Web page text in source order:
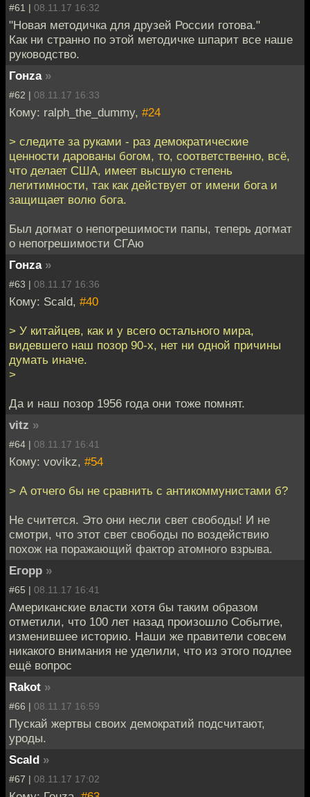
#61 | 08.11.17 16:32
"Новая методичка для друзей России готова."
Как ни странно по этой методичке шпарит все наше
руководство.
Гонzа »
#62 | 08.11.17 16:33
Кому: ralph_the_dummy, #24
> следите за руками - раз демократические
ценности дарованы богом, то, соответственно, всё,
что делает США, имеет высшую степень
легитимности, так как действует от имени бога и
защищает волю бога.
Был догмат о непогрешимости папы, теперь догмат
о непогрешимости СГАю
Гонzа »
#63 | 08.11.17 16:36
Кому: Scald, #40
> У китайцев, как и у всего остального мира,
видевшего наш позор 90-х, нет ни одной причины
думать иначе.
>
Да и наш позор 1956 года они тоже помнят.
vitz »
#64 | 08.11.17 16:41
Кому: vovikz, #54
> А отчего бы не сравнить с антикоммунистами б?
Не считется. Это они несли свет свободы! И не
смотри, что этот свет свободы по воздействию
похож на поражающий фактор атомного взрыва.
Егорр »
#65 | 08.11.17 16:41
Американские власти хотя бы таким образом
отметили, что 100 лет назад произошло Событие,
изменившее историю. Наши же правители совсем
никакого внимания не уделили, что из этого подлее
ещё вопрос
Rakot »
#66 | 08.11.17 16:59
Пускай жертвы своих демократий подсчитают,
уроды.
Scald »
#67 | 08.11.17 17:02